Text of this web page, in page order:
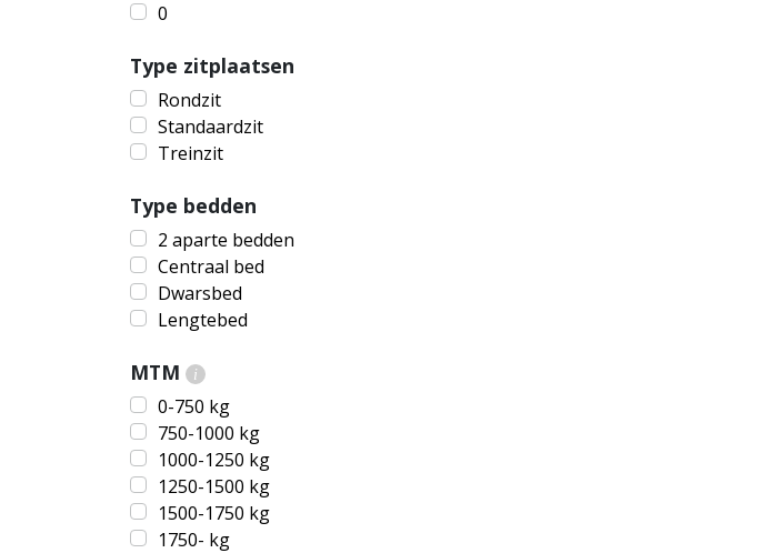
0
Type zitplaatsen
Rondzit
Standaardzit
Treinzit
Type bedden
2 aparte bedden
Centraal bed
Dwarsbed
Lengtebed
MTM i
0-750 kg
750-1000 kg
1000-1250 kg
1250-1500 kg
1500-1750 kg
1750- kg